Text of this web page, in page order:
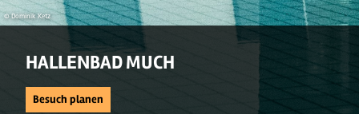
© Dominik Ketz
HALLENBAD MUCH
Besuch planen